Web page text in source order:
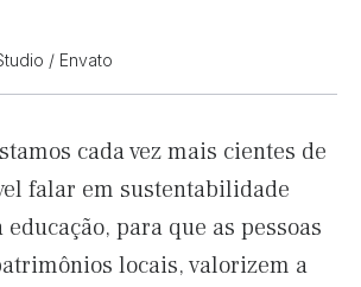
/ Envato
cada vez mais cientes de
falar em sustentabilidade
educação, para que as pessoas
locais, valorizem a